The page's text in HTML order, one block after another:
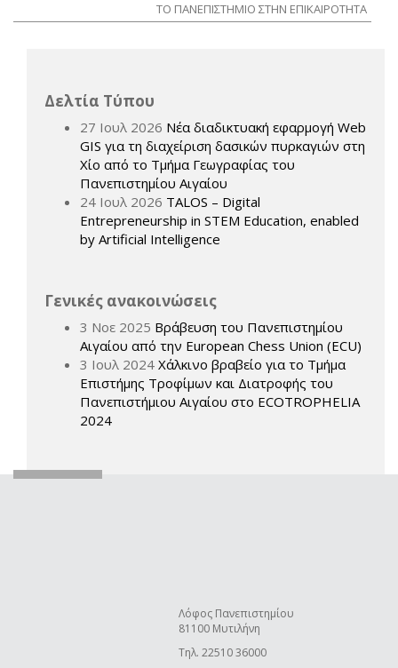
ΤΟ ΠΑΝΕΠΙΣΤΉΜΙΟ ΣΤΗΝ ΕΠΙΚΑΙΡΌΤΗΤΑ
Δελτία Τύπου
27 Ιουλ 2026 Νέα διαδικτυακή εφαρμογή Web
GIS για τη διαχείριση δασικών πυρκαγιών στη
Χίο από το Τμήμα Γεωγραφίας του
Πανεπιστημίου Αιγαίου
24 Ιουλ 2026 TALOS – Digital
Entrepreneurship in STEM Education, enabled
by Artificial Intelligence
Γενικές ανακοινώσεις
3 Νοε 2025 Βράβευση του Πανεπιστημίου
Αιγαίου από την European Chess Union (ECU)
3 Ιουλ 2024 Χάλκινο βραβείο για το Τμήμα
Επιστήμης Τροφίμων και Διατροφής του
Πανεπιστήμιου Αιγαίου στο ECOTROPHELIA
2024
Λόφος Πανεπιστημίου
81100 Μυτιλήνη
Τηλ. 22510 36000